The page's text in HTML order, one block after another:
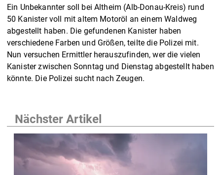
Ein Unbekannter soll bei Altheim (Alb-Donau-Kreis) rund
50 Kanister voll mit altem Motoröl an einem Waldweg
abgestellt haben. Die gefundenen Kanister haben
verschiedene Farben und Größen, teilte die Polizei mit.
Nun versuchen Ermittler herauszufinden, wer die vielen
Kanister zwischen Sonntag und Dienstag abgestellt haben
könnte. Die Polizei sucht nach Zeugen.
Nächster Artikel